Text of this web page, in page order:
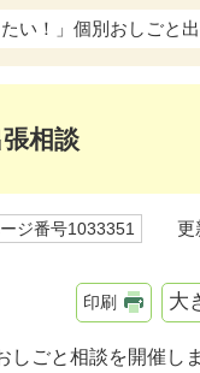
い！」個別おしごと
相談
ジ番号1033351 更
印刷 大
ごと相談を開催しま